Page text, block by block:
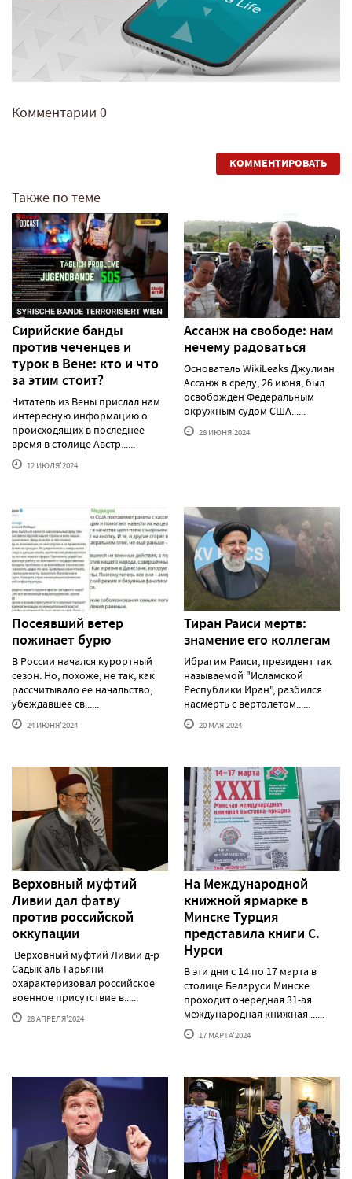
Комментарии 0
КОММЕНТИРОВАТЬ
Также по теме
Сирийские банды
против чеченцев и
турок в Вене: кто и что
за этим стоит?
Читатель из Вены прислал нам
интересную информацию о
происходящих в последнее
время в столице Австр......
12 ИЮЛЯ'2024
Ассанж на свободе: нам
нечему радоваться
Основатель WikiLeaks Джулиан
Ассанж в среду, 26 июня, был
освобожден Федеральным
окружным судом США......
28 ИЮНЯ'2024
Посеявший ветер
пожинает бурю
В России начался курортный
сезон. Но, похоже, не так, как
рассчитывало ее начальство,
убеждавшее св......
24 ИЮНЯ'2024
Тиран Раиси мертв:
знамение его коллегам
Ибрагим Раиси, президент так
называемой "Исламской
Республики Иран", разбился
насмерть с вертолетом......
20 МАЯ'2024
Верховный муфтий
Ливии дал фатву
против российской
оккупации
Верховный муфтий Ливии д-р
Садык аль-Гарьяни
охарактеризовал российское
военное присутствие в......
28 АПРЕЛЯ'2024
На Международной
книжной ярмарке в
Минске Турция
представила книги С.
Нурси
В эти дни с 14 по 17 марта в
столице Беларуси Минске
проходит очередная 31-ая
международная книжная ......
17 МАРТА'2024